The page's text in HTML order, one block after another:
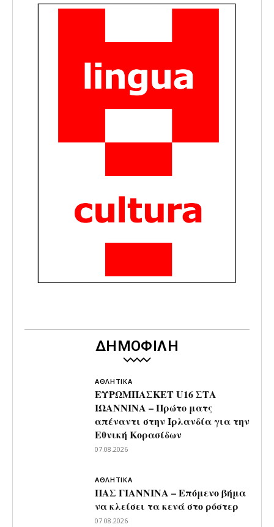
ΔΗΜΟΦΙΛΗ
ΑΘΛΗΤΙΚΑ
ΕΥΡΩΜΠΑΣΚΕΤ U16 ΣΤΑ
ΙΩΑΝΝΙΝΑ – Πρώτο ματς
απέναντι στην Ιρλανδία για την
Εθνική Κορασίδων
07.08.2026
ΑΘΛΗΤΙΚΑ
ΠΑΣ ΓΙΑΝΝΙΝΑ – Επόμενο βήμα
να κλείσει τα κενά στο ρόστερ
07.08.2026